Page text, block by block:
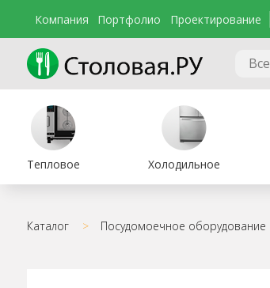
Компания Портфолио Проектирование
Все
Тепловое Холодильное
Каталог > Посудомоечное оборудование